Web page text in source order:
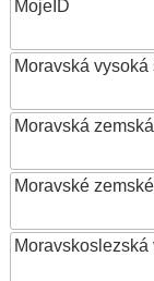
MojeID
Moravská
Moravská
Moravské